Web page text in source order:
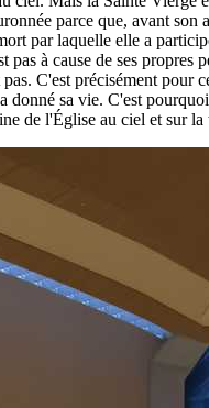
parce que, avant son
par laquelle elle a
pas à cause de ses propres
C'est précisément pour
donné sa vie. C'est
de l'Église au ciel et sur la